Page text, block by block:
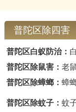
普陀区除四害
普陀区白蚁防治：
普陀区除鼠害： 老
普陀区除蟑螂： 蟑
普陀区除蚊子： 蚊